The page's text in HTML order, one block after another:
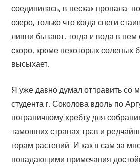
соединилась, в песках пропала:
озеро, только что когда снеги
ливни бывают, тогда и вода в нем
скоро, кроме некоторых соленых
высыхает.
Я уже давно думал отправить со
студента г. Соколова вдоль по
пограничному хребту для
тамошних странах трав и
горам растений. И как я сам за
попадающими примечания